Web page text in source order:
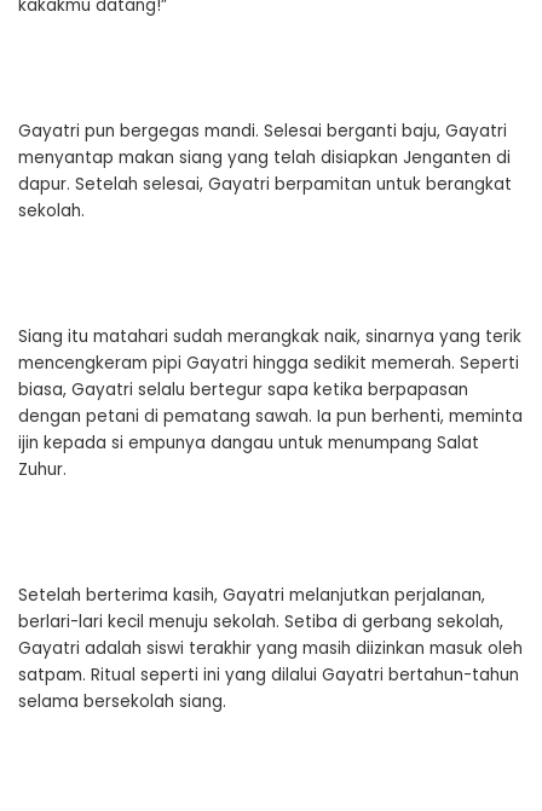
kakakmu datang!”
Gayatri pun bergegas mandi. Selesai berganti baju, Gayatri
menyantap makan siang yang telah disiapkan Jenganten di
dapur. Setelah selesai, Gayatri berpamitan untuk berangkat
sekolah.
Siang itu matahari sudah merangkak naik, sinarnya yang terik
mencengkeram pipi Gayatri hingga sedikit memerah. Seperti
biasa, Gayatri selalu bertegur sapa ketika berpapasan
dengan petani di pematang sawah. Ia pun berhenti, meminta
ijin kepada si empunya dangau untuk menumpang Salat
Zuhur.
Setelah berterima kasih, Gayatri melanjutkan perjalanan,
berlari-lari kecil menuju sekolah. Setiba di gerbang sekolah,
Gayatri adalah siswi terakhir yang masih diizinkan masuk oleh
satpam. Ritual seperti ini yang dilalui Gayatri bertahun-tahun
selama bersekolah siang.